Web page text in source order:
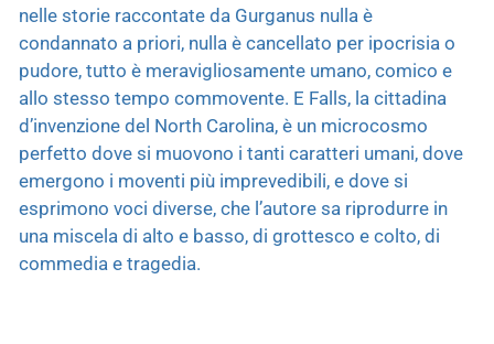
nelle storie raccontate da Gurganus nulla è
condannato a priori, nulla è cancellato per ipocrisia o
pudore, tutto è meravigliosamente umano, comico e
allo stesso tempo commovente. E Falls, la cittadina
d’invenzione del North Carolina, è un microcosmo
perfetto dove si muovono i tanti caratteri umani, dove
emergono i moventi più imprevedibili, e dove si
esprimono voci diverse, che l’autore sa riprodurre in
una miscela di alto e basso, di grottesco e colto, di
commedia e tragedia.